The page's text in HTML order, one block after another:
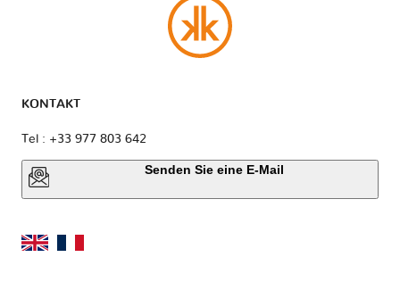
KONTAKT
Tel : +33 977 803 642
Senden Sie eine E-Mail